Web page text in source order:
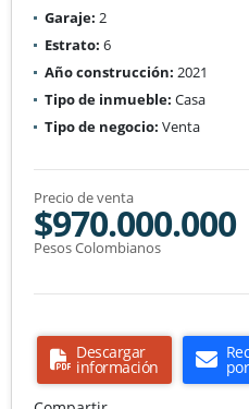
Garaje: 2
Estrato: 6
Año construcción: 2021
Tipo de inmueble: Casa
Tipo de negocio: Venta
Precio de venta
$970.000.000
Pesos Colombianos
Descargar
información